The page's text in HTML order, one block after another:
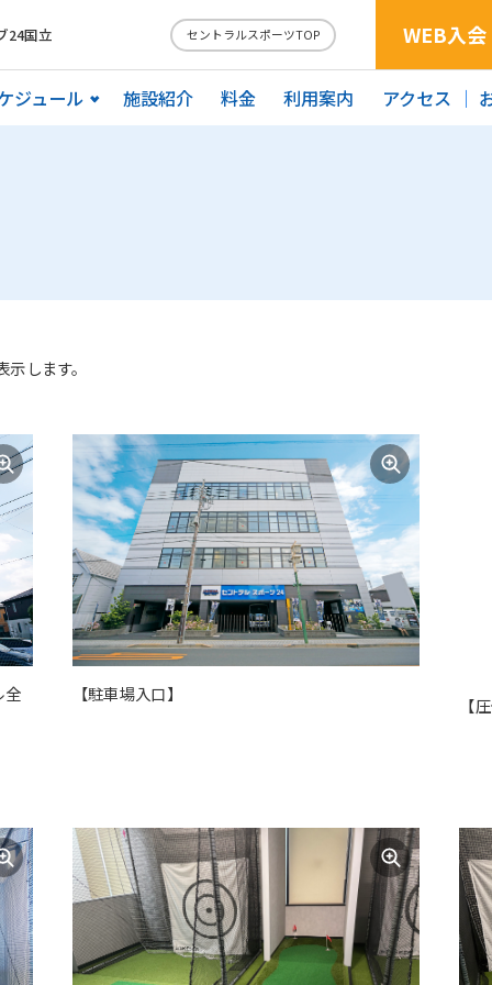
24国立 セントラルスポーツTOP WEB入会
ジュール 施設紹介 料金 利用案内 アクセス
します。
全 【駐車場入口】 【